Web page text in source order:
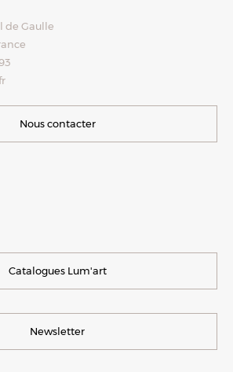
de Gaulle
Nous contacter
Catalogues Lum'art
Newsletter